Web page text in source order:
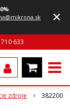
.
×
633
zdroje
382200